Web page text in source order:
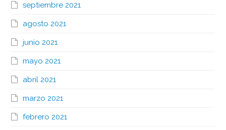
septiembre 2021
agosto 2021
junio 2021
mayo 2021
abril 2021
marzo 2021
febrero 2021